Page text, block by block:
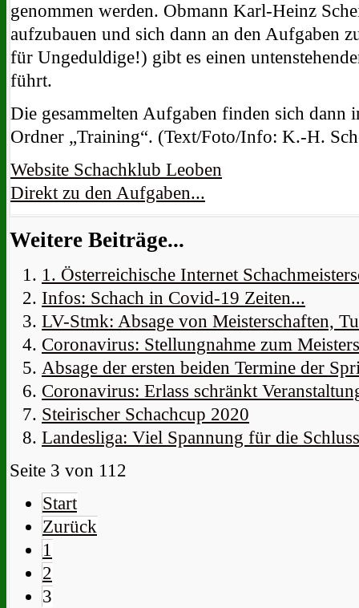
genommen werden. Obmann Karl-Heinz
aufzubauen und sich dann an den Aufgaben
für Ungeduldige!) gibt es einen
führt.
Die gesammelten Aufgaben finden sich dann
Ordner „Training“. (Text/Foto/Info: K.-H.
Website Schachklub Leoben
Direkt zu den Aufgaben...
Weitere Beiträge...
1. Österreichische Internet
Infos: Schach in Covid-19 Zeiten...
LV-Stmk: Absage von Meisterschaften,
Coronavirus: Stellungnahme zum
Absage der ersten beiden Termine der
Coronavirus: Erlass schränkt
Steirischer Schachcup 2020
Landesliga: Viel Spannung für die
Seite 3 von 112
Start
Zurück
1
2
3